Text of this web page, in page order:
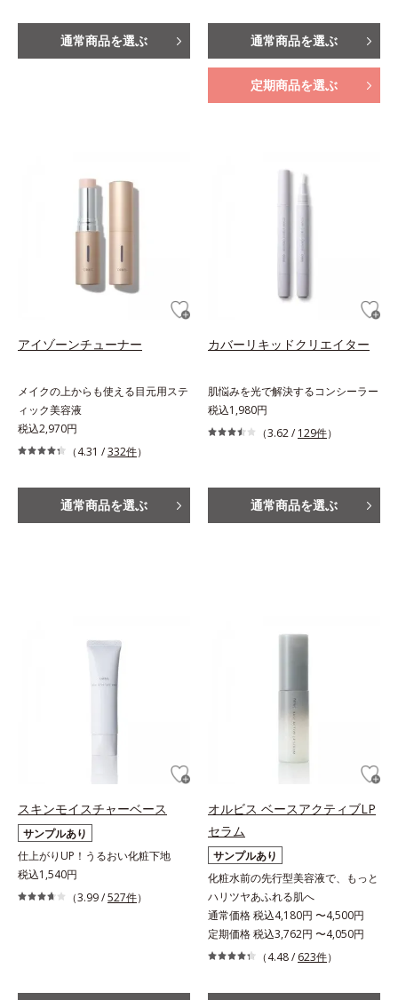
通常商品を選ぶ 通常商品を選ぶ
定期商品を選ぶ
アイゾーンチューナー
メイクの上からも使える目元用ステ
ィック美容液
税込2,970円
（4.31 /332件）
通常商品を選ぶ
カバーリキッドクリエイター
肌悩みを光で解決するコンシーラー
税込1,980円
（3.62 / 129件）
通常商品を選ぶ
スキンモイスチャーベース
サンプルあり
仕上がりUP！うるおい化粧下地
税込1,540円
（3.99 /527件）
オルビス ベースアクティブLP
セラム
サンプルあり
化粧水前の先行型美容液で、もっと
ハリツヤあふれる肌へ
通常価格 税込4,180円 〜4,500円
定期価格 税込3,762円 〜4,050円
（4.48 / 623件）